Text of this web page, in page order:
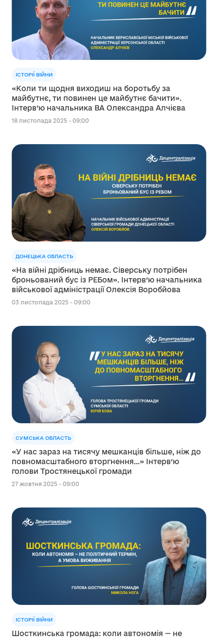
ІСТОРІЇ ВІЙНИ
«Коли ти щодня виходиш на боротьбу за
майбутнє, ти повинен це майбутнє бачити».
Інтерв’ю начальника ВА Олександра Алчієва
18 листопада 2025 - 09:00
ДОНЕЦЬКА ОБЛАСТЬ
«На війні дрібниць немає. Сіверську потрібен
броньований бус із РЕБом». Інтерв’ю начальника
військової адміністрації Олексія Воробйова
03 листопада 2025 - 09:00
СУМСЬКА ОБЛАСТЬ
«У нас зараз на тисячу мешканців більше, ніж до
повномасштабного вторгнення…» Інтерв’ю
голови Тростянецької громади
27 жовтня 2025 - 09:00
ІСТОРІЇ ВІЙНИ
Шосткинська громада: коли автономія — не